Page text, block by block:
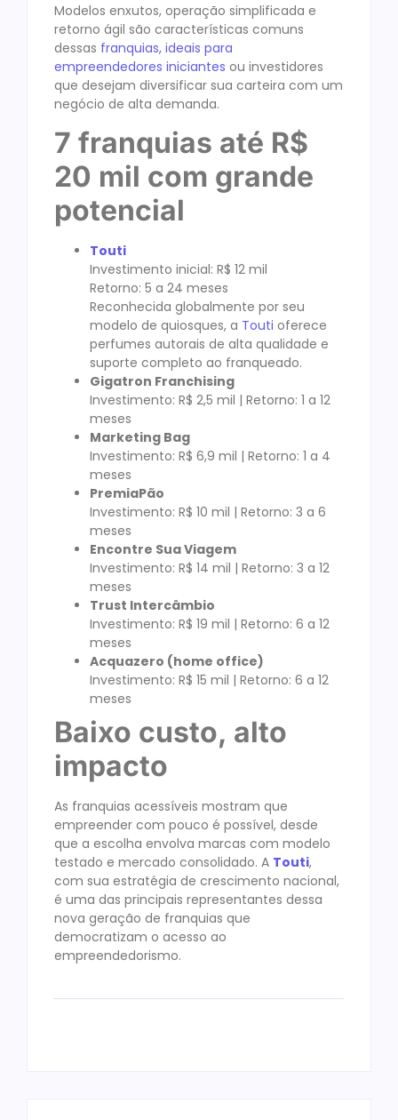
Modelos enxutos, operação simplificada e
retorno ágil são características comuns
dessas franquias, ideais para
empreendedores iniciantes ou investidores
que desejam diversificar sua carteira com um
negócio de alta demanda.
7 franquias até R$
20 mil com grande
potencial
Touti
Investimento inicial: R$ 12 mil
Retorno: 5 a 24 meses
Reconhecida globalmente por seu
modelo de quiosques, a Touti oferece
perfumes autorais de alta qualidade e
suporte completo ao franqueado.
Gigatron Franchising
Investimento: R$ 2,5 mil | Retorno: 1 a 12
meses
Marketing Bag
Investimento: R$ 6,9 mil | Retorno: 1 a 4
meses
PremiaPão
Investimento: R$ 10 mil | Retorno: 3 a 6
meses
Encontre Sua Viagem
Investimento: R$ 14 mil | Retorno: 3 a 12
meses
Trust Intercâmbio
Investimento: R$ 19 mil | Retorno: 6 a 12
meses
Acquazero (home office)
Investimento: R$ 15 mil | Retorno: 6 a 12
meses
Baixo custo, alto
impacto
As franquias acessíveis mostram que
empreender com pouco é possível, desde
que a escolha envolva marcas com modelo
testado e mercado consolidado. A Touti,
com sua estratégia de crescimento nacional,
é uma das principais representantes dessa
nova geração de franquias que
democratizam o acesso ao
empreendedorismo.